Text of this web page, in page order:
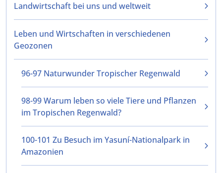
Landwirtschaft bei uns und weltweit
Leben und Wirtschaften in verschiedenen
Geozonen
96-97 Naturwunder Tropischer Regenwald
98-99 Warum leben so viele Tiere und Pflanzen
im Tropischen Regenwald?
100-101 Zu Besuch im Yasuní-Nationalpark in
Amazonien